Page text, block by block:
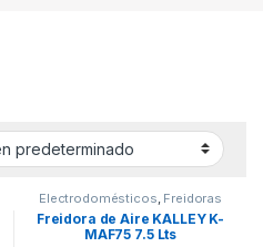
Electrodomésticos, Freidoras
de Aire
Freidora de Aire KALLEY K-
MAF75 7.5 Lts